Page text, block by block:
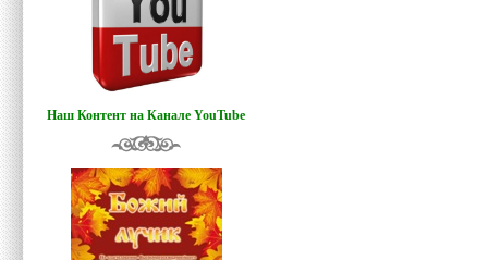
Наш Контент на Канале YouTube